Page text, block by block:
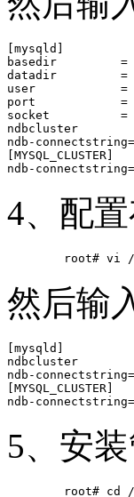
[mysqld]
basedir         =
datadir         = /
user            =
port            =
socket          = /
ndbcluster
ndb-
[MYSQL_CLUSTER]
4、配
然后输
[mysqld]
ndbcluster
ndb-
[MYSQL_CLUSTER]
5、安